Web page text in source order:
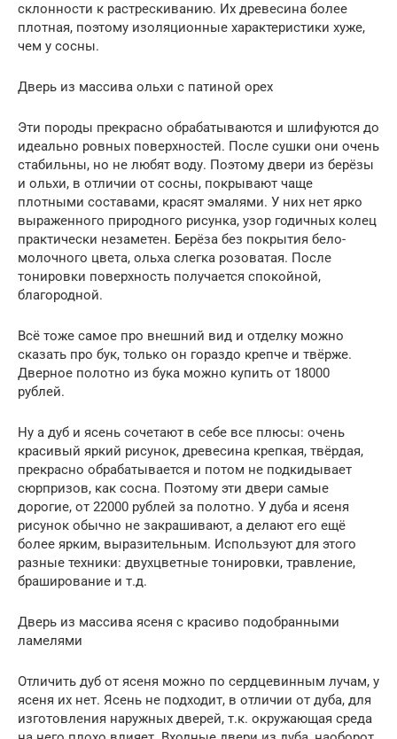
склонности к растрескиванию. Их древесина более
плотная, поэтому изоляционные характеристики хуже,
чем у сосны.
Дверь из массива ольхи с патиной орех
Эти породы прекрасно обрабатываются и шлифуются до
идеально ровных поверхностей. После сушки они очень
стабильны, но не любят воду. Поэтому двери из берёзы
и ольхи, в отличии от сосны, покрывают чаще
плотными составами, красят эмалями. У них нет ярко
выраженного природного рисунка, узор годичных колец
практически незаметен. Берёза без покрытия бело-
молочного цвета, ольха слегка розоватая. После
тонировки поверхность получается спокойной,
благородной.
Всё тоже самое про внешний вид и отделку можно
сказать про бук, только он гораздо крепче и твёрже.
Дверное полотно из бука можно купить от 18000
рублей.
Ну а дуб и ясень сочетают в себе все плюсы: очень
красивый яркий рисунок, древесина крепкая, твёрдая,
прекрасно обрабатывается и потом не подкидывает
сюрпризов, как сосна. Поэтому эти двери самые
дорогие, от 22000 рублей за полотно. У дуба и ясеня
рисунок обычно не закрашивают, а делают его ещё
более ярким, выразительным. Используют для этого
разные техники: двухцветные тонировки, травление,
браширование и т.д.
Дверь из массива ясеня с красиво подобранными
ламелями
Отличить дуб от ясеня можно по сердцевинным лучам, у
ясеня их нет. Ясень не подходит, в отличии от дуба, для
изготовления наружных дверей, т.к. окружающая среда